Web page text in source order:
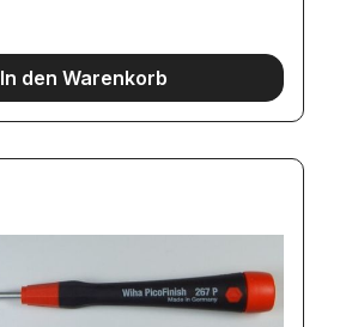
In den Warenkorb